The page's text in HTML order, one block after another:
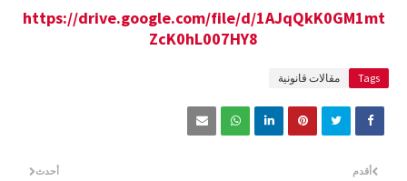
https://drive.google.com/file/d/1AJqQkK0GM1mt
ZcK0hL007HY8
Tags مقالات قانونية
أحدث أقدم